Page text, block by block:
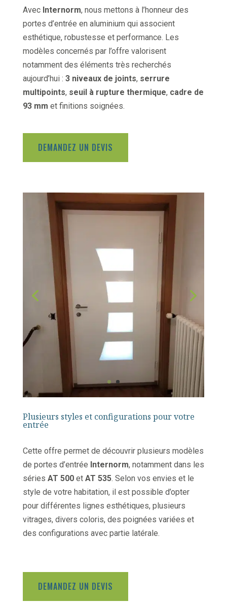
Avec Internorm, nous mettons à l’honneur des
portes d’entrée en aluminium qui associent
esthétique, robustesse et performance. Les
modèles concernés par l’offre valorisent
notamment des éléments très recherchés
aujourd’hui : 3 niveaux de joints, serrure
multipoints, seuil à rupture thermique, cadre de
93 mm et finitions soignées.
DEMANDEZ UN DEVIS
Plusieurs styles et configurations pour votre
entrée
Cette offre permet de découvrir plusieurs modèles
de portes d’entrée Internorm, notamment dans les
séries AT 500et AT 535. Selon vos envies et le
style de votre habitation, il est possible d’opter
pour différentes lignes esthétiques, plusieurs
vitrages, divers coloris, des poignées variées et
des configurations avec partie latérale.
DEMANDEZ UN DEVIS